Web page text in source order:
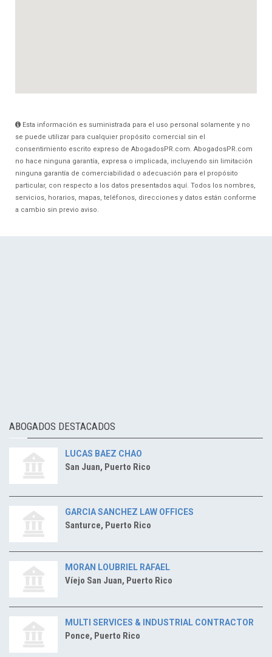
Esta información es suministrada para el uso personal solamente y no
se puede utilizar para cualquier propósito comercial sin el
consentimiento escrito expreso de AbogadosPR.com. AbogadosPR.com
no hace ninguna garantía, expresa o implicada, incluyendo sin limitación
ninguna garantía de comerciabilidad o adecuación para el propósito
particular, con respecto a los datos presentados aquí. Todos los nombres,
servicios, horarios, mapas, teléfonos, direcciones y datos están conforme
a cambio sin previo aviso.
ABOGADOS DESTACADOS
LUCAS BAEZ CHAO
San Juan, Puerto Rico
GARCIA SANCHEZ LAW OFFICES
Santurce, Puerto Rico
MORAN LOUBRIEL RAFAEL
Víejo San Juan, Puerto Rico
MULTI SERVICES & INDUSTRIAL CONTRACTOR
Ponce, Puerto Rico